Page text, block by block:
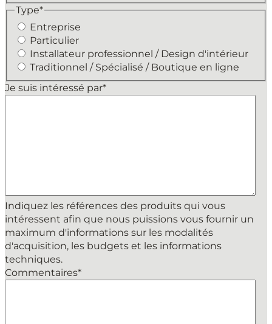
Type*
Entreprise
Particulier
Installateur professionnel / Design d'intérieur
Traditionnel / Spécialisé / Boutique en ligne
Je suis intéressé par*
Indiquez les références des produits qui vous
intéressent afin que nous puissions vous fournir un
maximum d'informations sur les modalités
d'acquisition, les budgets et les informations
techniques.
Commentaires*